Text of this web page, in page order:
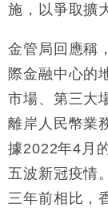
施，以爭取擴
金管局回應稱
際金融中心的
市場、第三大
離岸人民幣業
據2022年4月
五波新冠疫情
三年前相比，